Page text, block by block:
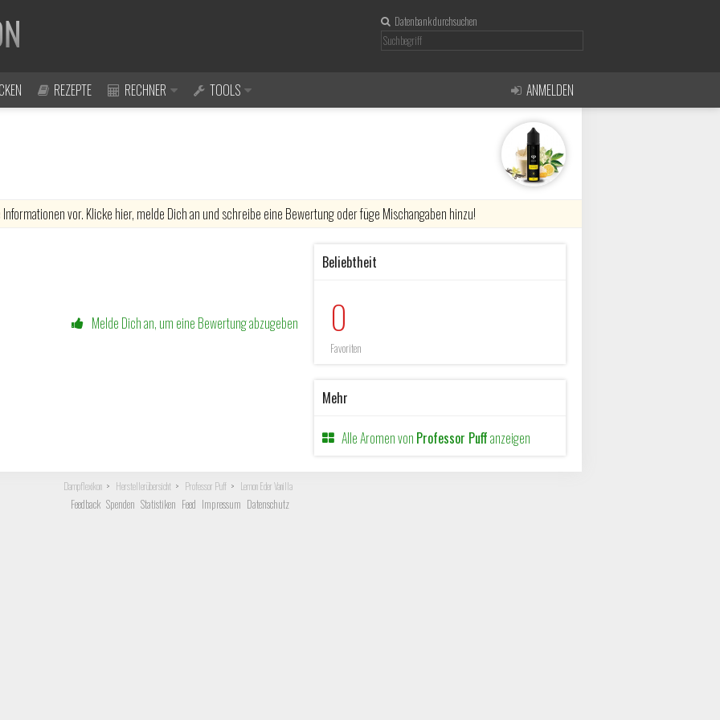
Datenbank durchsuchen
REZEPTE RECHNER TOOLS ANMELDEN
vor. Klicke hier, melde Dich an und schreibe eine Bewertung oder füge Mischangaben hinzu!
Melde Dich an, um eine Bewertung abzugeben
Beliebtheit
0
Favoriten
Mehr
Alle Aromen von Professor Puffanzeigen
Dampflexikon Herstellerübersicht Professor Puff Lemon Eder Vanilla
Feedback Spenden Statistiken Feed Impressum Datenschutz